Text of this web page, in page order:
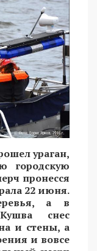
ураган,
городскую
пронесся
22 июня.
а в
снес
и стены, а
и вовсе